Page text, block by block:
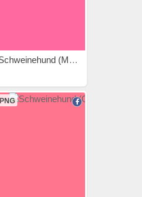
Schweinehund (Meditation)
PNG